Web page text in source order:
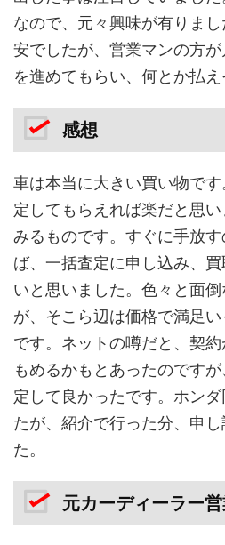
なので、元々興味が有りま
安でしたが、営業マンの方
を進めてもらい、何とか払え
感想
車は本当に大きい買い物で
定してもらえれば楽だと思
みるものです。すぐに手放
ば、一括査定に申し込み、
いと思いました。色々と面
が、そこら辺は価格で満足
です。ネットの噂だと、契
もめるかもとあったのです
定して良かったです。ホン
たが、紹介で行った分、申
た。
元カーディーラー